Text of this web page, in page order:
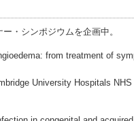
・シンポジウムを企画中。
from treatment of
University Hospitals